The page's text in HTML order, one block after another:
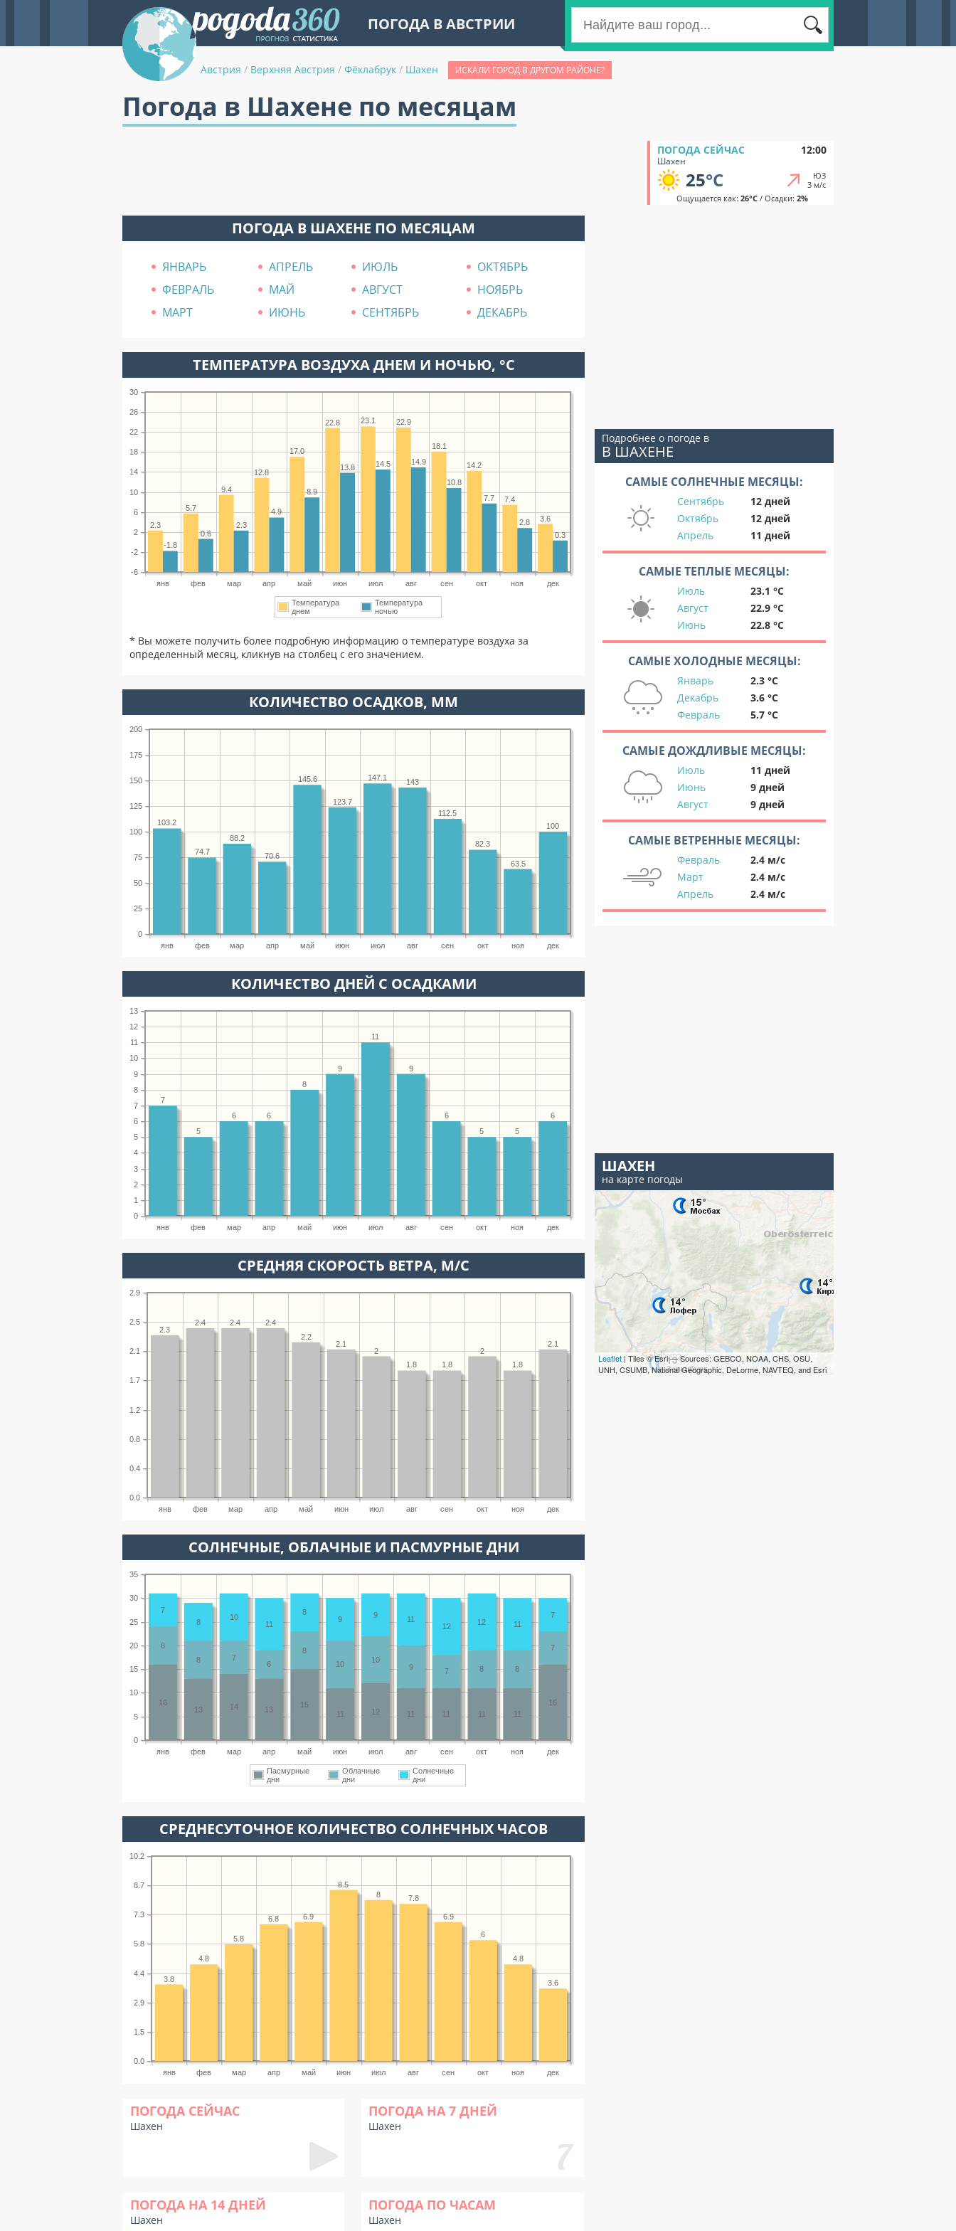
ПОГОДА В АВСТРИИ
Австрия / Верхняя Австрия / Фёклабрук / Шахен ИСКАЛИ ГОРОД В ДРУГОМ РАЙОНЕ?
Погода в Шахене по месяцам
ПОГОДА СЕЙЧАС 12:00
Шахен
25°C
ЮЗ
3 м/с
Ощущается как: 26°C/ Осадки: 2%
ПОГОДА В ШАХЕНЕ ПО МЕСЯЦАМ
ЯНВАРЬ АПРЕЛЬ ИЮЛЬ
ОКТЯБРЬ
ФЕВРАЛЬ
МАЙ АВГУСТ
НОЯБРЬ
МАРТ
ИЮНЬ СЕНТЯБРЬ ДЕКАБРЬ
ТЕМПЕРАТУРА ВОЗДУХА ДНЕМ И НОЧЬЮ, °C
янв фев мар апр май июн июл авг сен окт ноя дек
-6
-2
2
6
10
14
18
22
26
30
3.6
7.4
14.2
18.1
22.9
23.1
22.8
17.0
12.8
9.4
5.7
2.3
0.3
2.8
7.7
10.8
14.9
14.5
13.8
8.9
4.9
2.3
0.6
-1.8
Температура
днем
Температура
ночью
* Вы можете получить более подробную информацию о температуре воздуха за
определенный месяц, кликнув на столбец с его значением.
КОЛИЧЕСТВО ОСАДКОВ, ММ
янв фев мар апр май июн июл авг сен окт ноя дек
0
25
50
75
100
125
150
175
200
100
63.5
82.3
112.5
143
147.1
123.7
145.6
70.6
88.2
74.7
103.2
КОЛИЧЕСТВО ДНЕЙ С ОСАДКАМИ
янв фев мар апр май июн июл авг сен окт ноя дек
0
1
2
3
4
5
6
7
8
9
10
11
12
13
6
5
5
6
9
11
9
8
6
6
5
7
СРЕДНЯЯ СКОРОСТЬ ВЕТРА, М/С
янв фев мар апр май июн июл авг сен окт ноя дек
0.0
0.4
0.8
1.2
1.7
2.1
2.5
2.9
2.1
1.8
2
1.8
1.8
2
2.1
2.2
2.4
2.4
2.4
2.3
CОЛНЕЧНЫЕ, ОБЛАЧНЫЕ И ПАСМУРНЫЕ ДНИ
янв фев мар апр май июн июл авг сен окт ноя дек
0
5
10
15
20
25
30
35
16
11
11
11
11
12
11
15
13
14
13
16
7
8
8
7
9
10
10
8
6
7
8
8
7
11
12
12
11
9
9
8
11
10
8
7
Пасмурные
дни
Облачные
дни
Солнечные
дни
СРЕДНЕСУТОЧНОЕ КОЛИЧЕСТВО СОЛНЕЧНЫХ ЧАСОВ
янв фев мар апр май июн июл авг сен окт ноя дек
0.0
1.5
2.9
4.4
5.8
7.3
8.7
10.2
3.6
4.8
6
6.9
7.8
8
8.5
6.9
6.8
5.8
4.8
3.8
ПОГОДА СЕЙЧАС
Шахен
ПОГОДА НА 7 ДНЕЙ
Шахен
ПОГОДА НА 14 ДНЕЙ
Шахен
ПОГОДА ПО ЧАСАМ
Шахен
Подробнее о погоде в
В ШАХЕНЕ
САМЫЕ СОЛНЕЧНЫЕ МЕСЯЦЫ:
Сентябрь
12 дней
Октябрь
12 дней
Апрель
11 дней
САМЫЕ ТЕПЛЫЕ МЕСЯЦЫ:
Июль
23.1 °C
Август
22.9 °C
Июнь
22.8 °C
САМЫЕ ХОЛОДНЫЕ МЕСЯЦЫ:
Январь
2.3 °C
Декабрь
3.6 °C
Февраль
5.7 °C
САМЫЕ ДОЖДЛИВЫЕ МЕСЯЦЫ:
Июль
11 дней
Июнь
9 дней
Август
9 дней
САМЫЕ ВЕТРЕННЫЕ МЕСЯЦЫ:
Февраль
2.4 м/с
Март
2.4 м/с
Апрель
2.4 м/с
ШАХЕН
на карте погоды
Leaflet | Tiles © Esri — Sources: GEBCO, NOAA, CHS, OSU,
UNH, CSUMB, National Geographic, DeLorme, NAVTEQ, and Esri